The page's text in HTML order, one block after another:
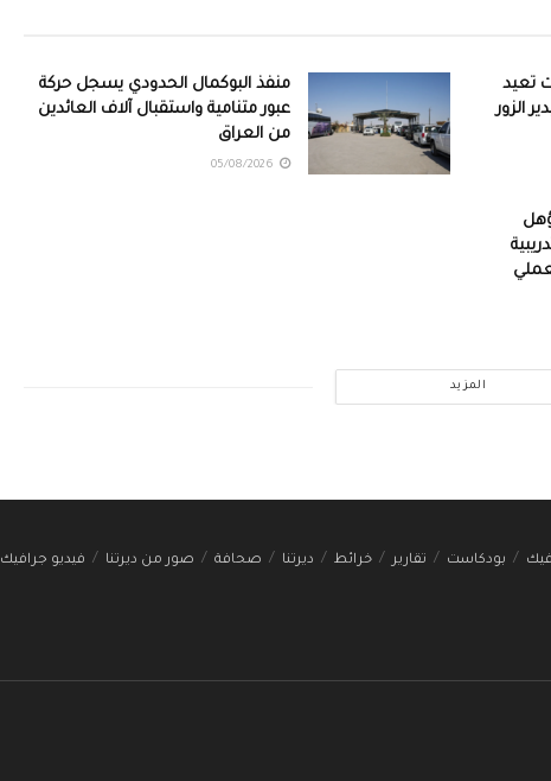
تعيد
الزور
منفذ البوكمال الحدودي يسجل حركة
عبور متنامية واستقبال آلاف العائدين
من العراق
المزيد
بودكاست تقارير خرائط ديرتنا صحافة صور من ديرتنا فيديو جرافيك